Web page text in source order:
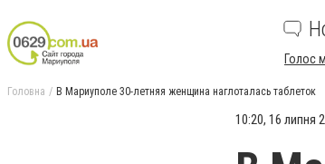
Голос
Головна В Мариуполе 30-летняя женщина наглоталась таблеток
10:20, 16 липня